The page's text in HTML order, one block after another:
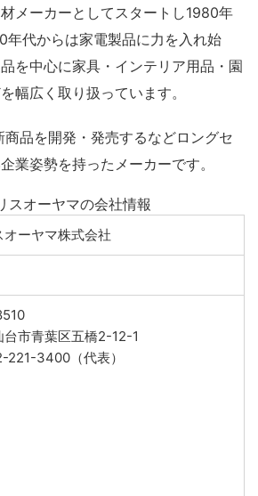
メーカーとしてスタートし1980年
代からは家電製品に力を入れ始
を中心に家具・インテリア用品・園
幅広く取り扱っています。
品を開発・発売するなどロングセ
業姿勢を持ったメーカーです。
スオーヤマの会社情報
オーヤマ株式会社
台市青葉区五橋2-12-1
221-3400（代表）